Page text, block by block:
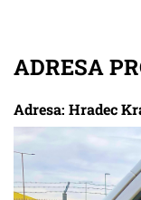
ADRESA
Adresa: Hradec